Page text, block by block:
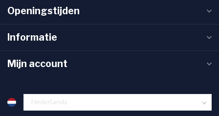
Openingstijden
Informatie
Mijn account